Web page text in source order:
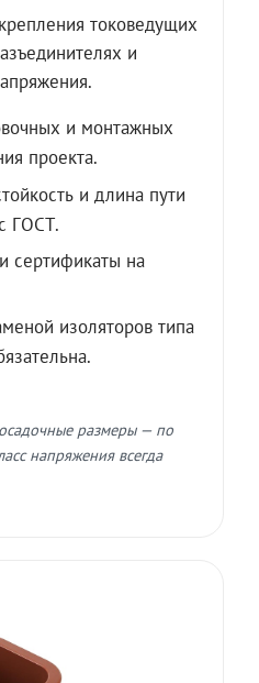
токоведущих
и
и монтажных
проекта.
и длина пути
ГОСТ.
сертификаты на
изоляторов типа
размеры — по
напряжения всегда